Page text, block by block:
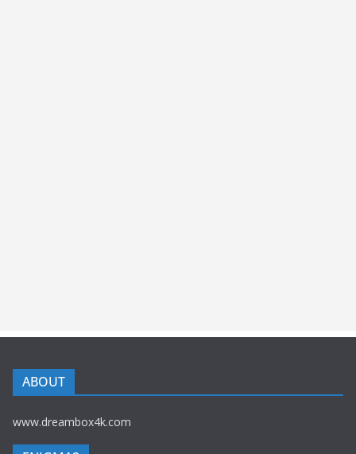
ABOUT
www.dreambox4k.com